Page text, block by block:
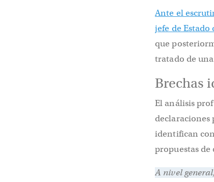
Ante el
jefe de
que
tratado de
Brechas
El análisis
declaraciones
identifican
propuestas
A nivel